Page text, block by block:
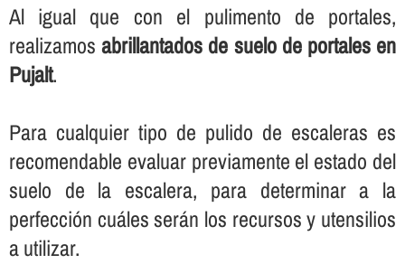
Al igual que con el pulimento de portales,
realizamosabrillantados de suelo de portales en
Pujalt.
Para cualquier tipo de pulido de escaleras es
recomendable evaluar previamente el estado del
suelo de la escalera, para determinar a la
perfección cuáles serán los recursos y utensilios
a utilizar.